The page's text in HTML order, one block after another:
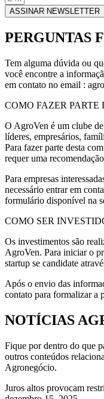
ASSINAR NEWSLETTER
PERGUNTAS
Tem alguma dúvida ou
você encontre a
em contato no email :
COMO FAZER PARTE
O AgroVen é um clube
líderes, empresários,
Para fazer parte desta
requer uma
Para empresas
necessário entrar em
formulário disponível na
COMO SER
Os investimentos são
AgroVen. Para iniciar o
startup se candidate
Após o envio das
contato para formalizar a
NOTÍCIAS
Fique por dentro do que
outros conteúdos
Agronegócio.
Juros altos provocam